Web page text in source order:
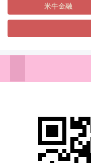
米牛金融